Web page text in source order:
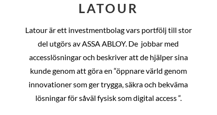
LATOUR
Latour är ett investmentbolag vars portfölj till stor
del utgörs av ASSA ABLOY. De jobbar med
accesslösningar och beskriver att de hjälper sina
kunde genom att göra en “öppnare värld genom
innovationer som ger trygga, säkra och bekväma
lösningar för såväl fysisk som digital access “.